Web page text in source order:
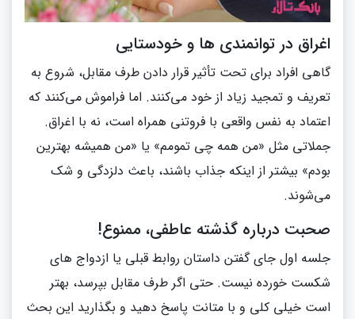
اغراق در توانمندی‌ ها و خودستایی
گاهی افراد برای تحت تأثیر قرار دادن طرف مقابل، شروع به
تعریف و تمجید زیاد از خود می‌کنند. اما فراموش می‌کنند که
اعتماد به نفس واقعی با فروتنی همراه است، نه با اغراق.
جملاتی مثل «من همه‌ چی‌ تمومم» یا «من همیشه بهترین
بودم» بیشتر از اینکه جذاب باشند، باعث دلزدگی و شک
می‌شوند.
صحبت درباره گذشته عاطفی، ممنوع!
جلسه اول جای گفتن داستان روابط قبلی یا ازدواج‌ های
شکست‌ خورده نیست. حتی اگر طرف مقابل بپرسد، بهتر
است خیلی کلی و با متانت پاسخ دهید و بگذارید این بحث